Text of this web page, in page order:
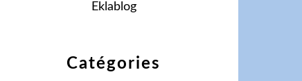
Catégories
Eklablog